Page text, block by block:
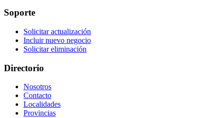
Soporte
Solicitar actualización
Incluir nuevo negocio
Solicitar eliminación
Directorio
Nosotros
Contacto
Localidades
Provincias